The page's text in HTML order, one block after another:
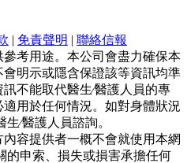
| 免責聲明 | 聯絡信報
考用途。本公司會盡力確保本
明示或隱含保證該等資訊均準
不能取代醫生∕醫護人員的專
用於任何情況。如對身體狀況
∕醫護人員諮詢。
容提供者一概不會就使用本網
的申索、損失或損害承擔任何